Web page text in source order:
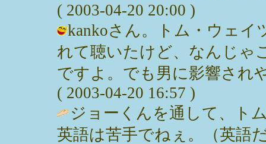
( 2003-04-20 20:00 )
kankoさん。トム・ウェイ
れて聴いたけど、なんじゃ
ですよ。でも男に影響され
( 2003-04-20 16:57 )
ジョーくんを通して、ト
英語は苦手でねぇ。（英語